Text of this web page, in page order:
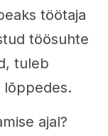
töötaja
töösuhte
tuleb
lõppedes.
ajal?